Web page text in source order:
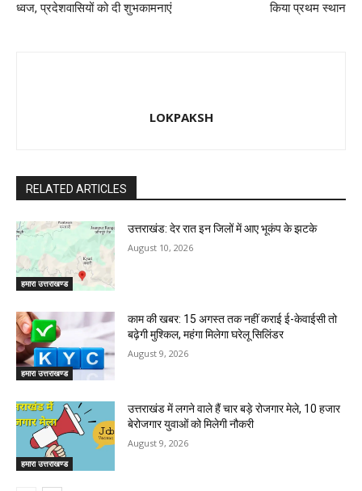
ध्वज, प्रदेशवासियों को दी शुभकामनाएं
किया प्रथम स्थान
LOKPAKSH
RELATED ARTICLES
हमारा उत्तराखण्ड
उत्तराखंड: देर रात इन जिलों में आए भूकंप के झटके
August 10, 2026
हमारा उत्तराखण्ड
काम की खबर: 15 अगस्त तक नहीं कराई ई-केवाईसी तो
बढ़ेगी मुश्किल, महंगा मिलेगा घरेलू सिलिंडर
August 9, 2026
हमारा उत्तराखण्ड
उत्तराखंड में लगने वाले हैं चार बड़े रोजगार मेले, 10 हजार
बेरोजगार युवाओं को मिलेगी नौकरी
August 9, 2026